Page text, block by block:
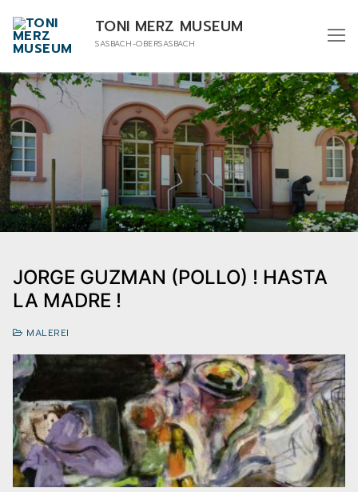
TONI MERZ MUSEUM
SASBACH-OBERSASBACH
JORGE GUZMAN (POLLO) ! HASTA
LA MADRE !
MALEREI